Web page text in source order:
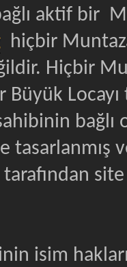
aktif bir
hiçbir
Hiçbir
Büyük
bağlı
isim